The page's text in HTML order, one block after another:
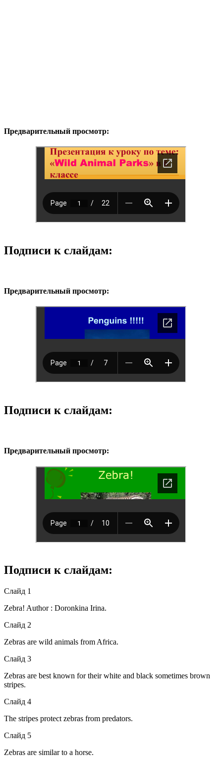
Предварительный просмотр:
Подписи к слайдам:
Предварительный просмотр:
Подписи к слайдам:
Предварительный просмотр:
Подписи к слайдам:
Слайд 1
Zebra! Author : Doronkina Irina.
Слайд 2
Zebras are wild animals from Africa.
Слайд 3
Zebras are best known for their white and black sometimes brown
stripes.
Слайд 4
The stripes protect zebras from predators.
Слайд 5
Zebras are similar to a horse.